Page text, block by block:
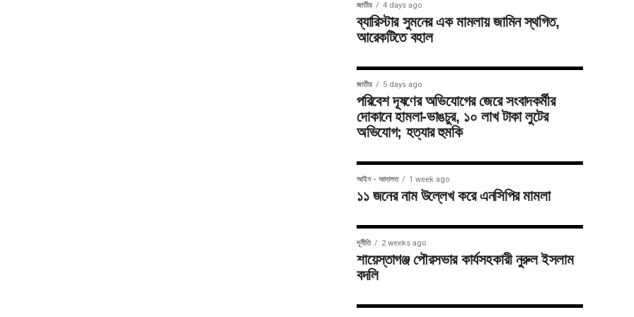
জাতীয় 4 days ago
ব্যারিস্টার সুমনের এক মামলায় জামিন স্থগিত,
আরেকটিতে বহাল
জাতীয় 5 days ago
পরিবেশ দূষণের অভিযোগের জেরে সংবাদকর্মীর
দোকানে হামলা-ভাঙচুর, ১০ লাখ টাকা লুটের
অভিযোগ; হত্যার হুমকি
আইন - আদালত 1 week ago
১১ জনের নাম উল্লেখ করে এনসিপির মামলা
দূর্নীতি 2 weeks ago
শায়েস্তাগঞ্জ পৌরসভার কার্যসহকারী নুরুল ইসলাম
বদলি